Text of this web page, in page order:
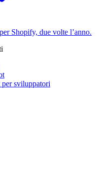
Shopify, due volte l’anno.
sviluppatori